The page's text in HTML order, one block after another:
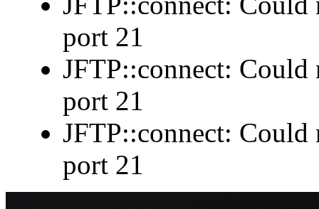
port 21
JFTP::connect:
port 21
JFTP::connect:
port 21